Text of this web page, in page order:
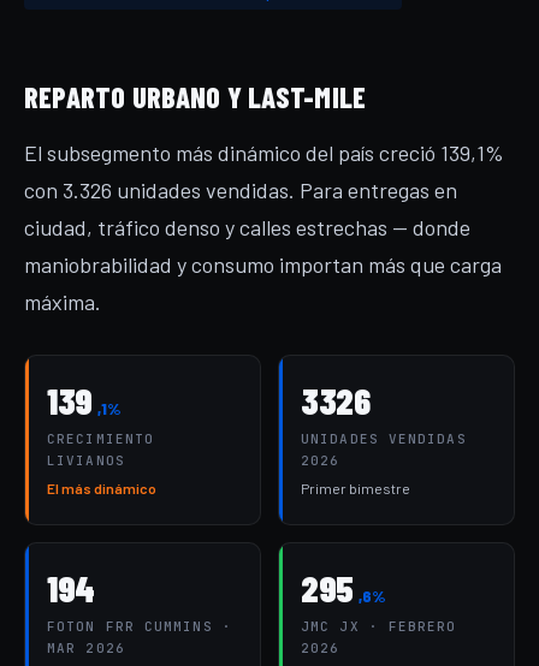
REPARTO URBANO Y LAST-MILE
El subsegmento más dinámico del país creció 139,1%
con 3.326 unidades vendidas. Para entregas en
ciudad, tráfico denso y calles estrechas — donde
maniobrabilidad y consumo importan más que carga
máxima.
139 ,1%
CRECIMIENTO
LIVIANOS
El más dinámico
3326
UNIDADES VENDIDAS
2026
Primer bimestre
194
FOTON FRR CUMMINS ·
MAR 2026
295 ,6%
JMC JX · FEBRERO
2026